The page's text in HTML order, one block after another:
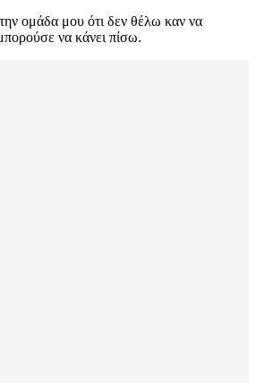
ομάδα μου ότι δεν θέλω καν να
να κάνει πίσω.